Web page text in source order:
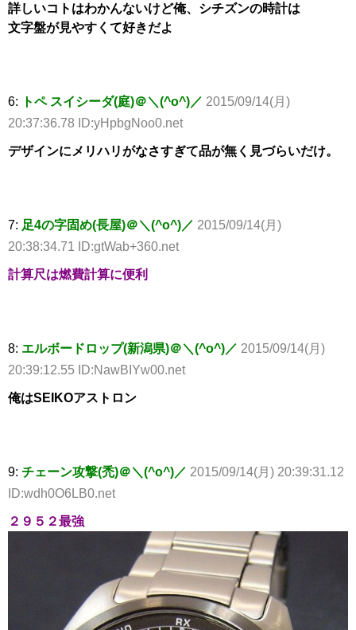
詳しいコトはわかんないけど俺、シチズンの時計は
文字盤が見やすくて好きだよ
6: トペ スイシーダ(庭)＠＼(^o^)／ 2015/09/14(月)
20:37:36.78 ID:yHpbgNoo0.net
デザインにメリハリがなさすぎて品が無く見づらいだけ。
7: 足4の字固め(長屋)＠＼(^o^)／ 2015/09/14(月)
20:38:34.71 ID:gtWab+360.net
計算尺は燃費計算に便利
8: エルボードロップ(新潟県)＠＼(^o^)／ 2015/09/14(月)
20:39:12.55 ID:NawBIYw00.net
俺はSEIKOアストロン
9: チェーン攻撃(禿)＠＼(^o^)／ 2015/09/14(月) 20:39:31.12
ID:wdh0O6LB0.net
２９５２最強